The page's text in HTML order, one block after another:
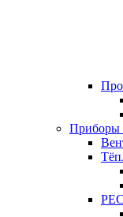
Приборы